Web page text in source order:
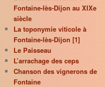
Fontaine-lès-Dijon au XIXe
siècle
La toponymie viticole à
Fontaine-lès-Dijon [1]
Le Paisseau
L’arrachage des ceps
Chanson des vignerons de
Fontaine